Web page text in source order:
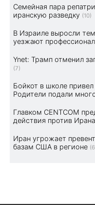
Семейная пара
иранскую разведку (10)
В Израиле выросли
уезжают
Ynet: Трамп отменил
(7)
Бойкот в школе
Родители подали
Главком CENTCOM
действия против Ирана
Иран угрожает
базам США в регионе